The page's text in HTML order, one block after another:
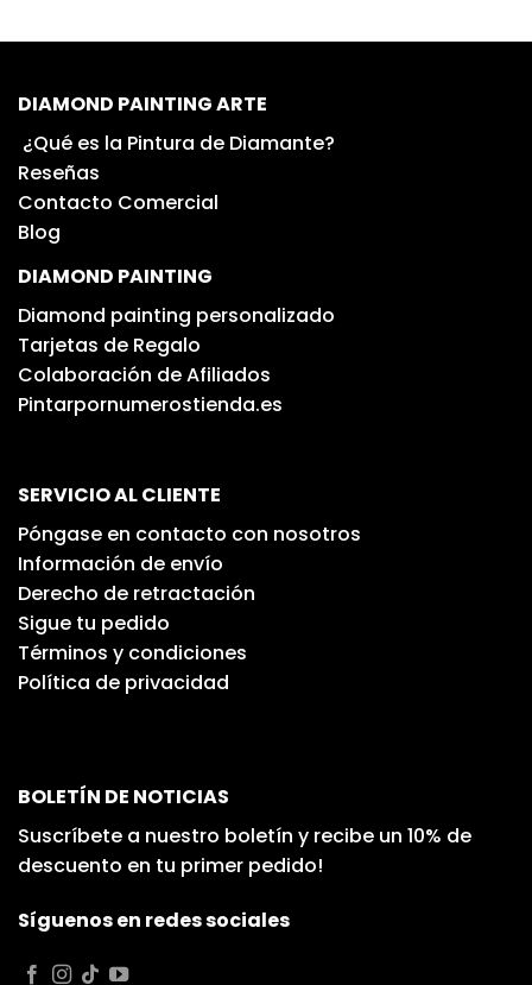
DIAMOND PAINTING ARTE
¿Qué es la Pintura de Diamante?
Reseñas
Contacto Comercial
Blog
DIAMOND PAINTING
Diamond painting personalizado
Tarjetas de Regalo
Colaboración de Afiliados
Pintarpornumerostienda.es
SERVICIO AL CLIENTE
Póngase en contacto con nosotros
Información de envío
Derecho de retractación
Sigue tu pedido
Términos y condiciones
Política de privacidad
BOLETÍN DE NOTICIAS
Suscríbete a nuestro boletín y recibe un 10% de
descuento en tu primer pedido!
Síguenos en redes sociales